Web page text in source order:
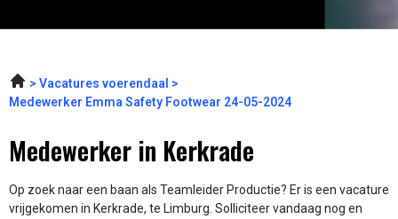
Vacatures voerendaal
Medewerker Emma Safety Footwear 24-05-2024
Medewerker in Kerkrade
Op zoek naar een baan als Teamleider Productie? Er is een vacature
vrijgekomen in Kerkrade, te Limburg. Solliciteer vandaag nog en